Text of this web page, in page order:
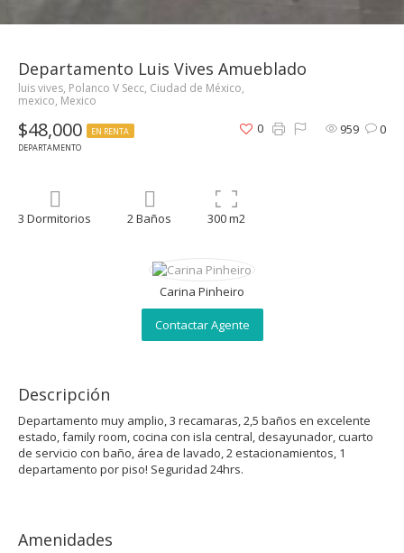
Departamento Luis Vives Amueblado
luis vives, Polanco V Secc, Ciudad de México,
mexico, Mexico
$48,000
EN RENTA
DEPARTAMENTO
959 0
0
3 Dormitorios 2 Baños 300 m2
Carina Pinheiro
Contactar Agente
Descripción
Departamento muy amplio, 3 recamaras, 2,5 baños en excelente
estado, family room, cocina con isla central, desayunador, cuarto
de servicio con baño, área de lavado, 2 estacionamientos, 1
departamento por piso! Seguridad 24hrs.
Amenidades